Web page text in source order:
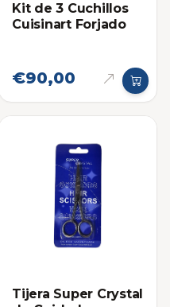
Kit de 3 Cuchillos
Cuisinart Forjado
€90,00
Tijera Super Crystal